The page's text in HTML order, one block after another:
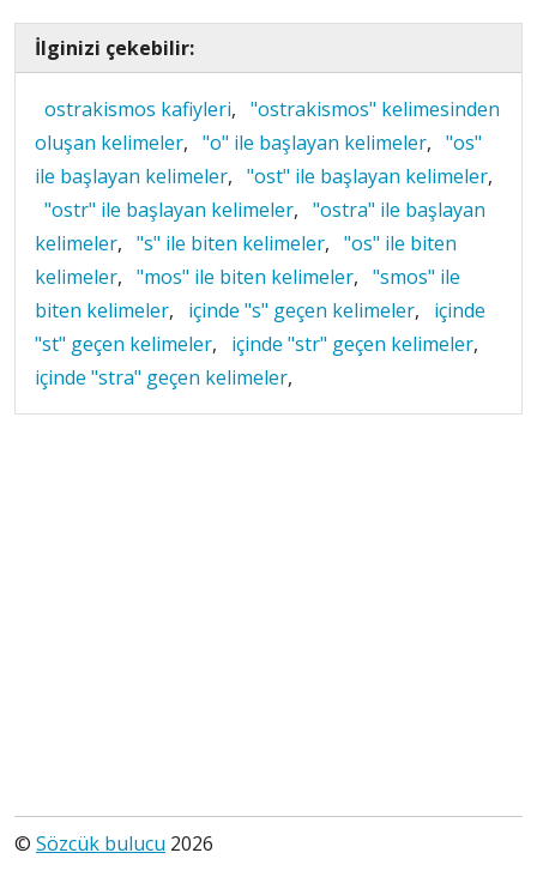
İlginizi çekebilir:
ostrakismos kafiyleri, "ostrakismos" kelimesinden
oluşan kelimeler, "o" ile başlayan kelimeler, "os"
ile başlayan kelimeler, "ost" ile başlayan kelimeler,
"ostr" ile başlayan kelimeler, "ostra" ile başlayan
kelimeler, "s" ile biten kelimeler, "os" ile biten
kelimeler, "mos" ile biten kelimeler, "smos" ile
biten kelimeler, içinde "s" geçen kelimeler,
içinde
"st" geçen kelimeler, içinde "str" geçen kelimeler,
içinde "stra" geçen kelimeler,
© Sözcük bulucu 2026